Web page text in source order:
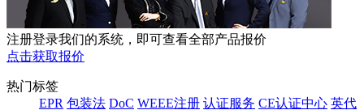
注册登录我们的系统，即可查看全部产品报价
点击获取报价
热门标签
EPR 包装法 DoC WEEE注册 认证服务 CE认证中心 英代